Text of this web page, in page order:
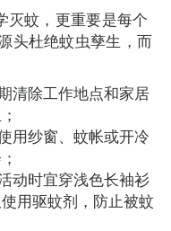
灭蚊，更重要是每个
头杜绝蚊虫孳生，而
清除工作地点和家居
用纱窗、蚊帐或开冷
动时宜穿浅色长袖衫
用驱蚊剂，防止被蚊